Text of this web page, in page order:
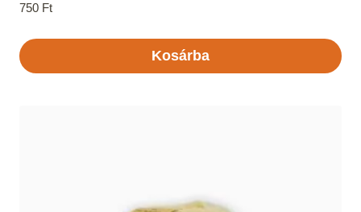
750 Ft
Kosárba